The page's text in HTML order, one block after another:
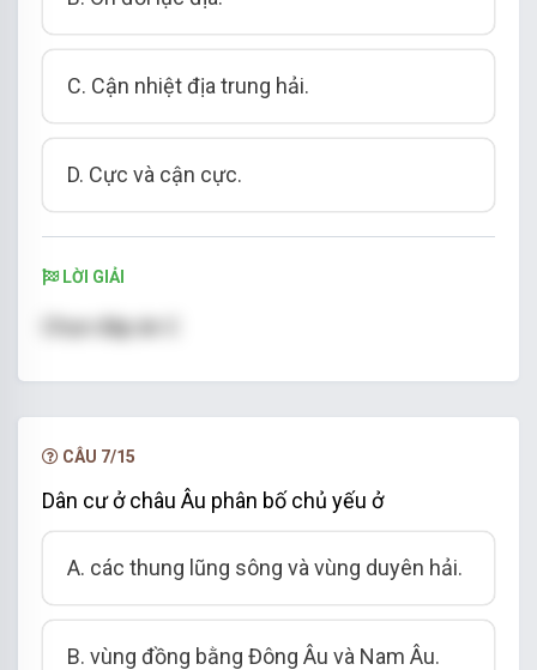
C. Cận nhiệt địa trung hải.
D. Cực và cận cực.
LỜI GIẢI
Chọn đáp án C
CÂU 7/15
Dân cư ở châu Âu phân bố chủ yếu ở
A. các thung lũng sông và vùng duyên hải.
B. vùng đồng bằng Đông Âu và Nam Âu.